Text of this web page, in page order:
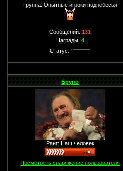
Группа: Опытные игроки поднебесья
Сообщений:131
Награды: 4
Статус:
Бруно
Ранг: Наш человек
Посмотреть снаряжение пользователя